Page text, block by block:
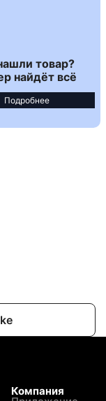
товар?
найдёт всё
Подробнее
Компания